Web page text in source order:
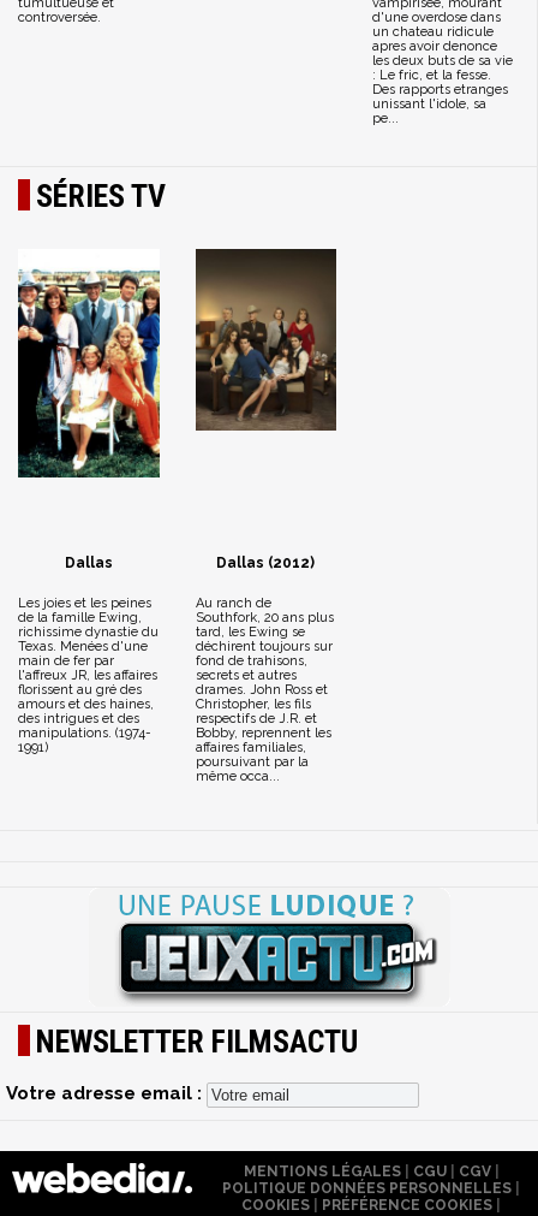
controversée.
d'une overdose dans
un chateau ridicule
apres avoir denonce
les deux buts de sa vie
: Le fric, et la fesse.
Des rapports etranges
unissant l'idole, sa
pe...
SÉRIES TV
Dallas
Les joies et les peines
de la famille Ewing,
richissime dynastie du
Texas. Menées d'une
main de fer par
l'affreux JR, les affaires
florissent au gré des
amours et des haines,
des intrigues et des
manipulations. (1974-
1991)
Dallas (2012)
Au ranch de
Southfork, 20 ans plus
tard, les Ewing se
déchirent toujours sur
fond de trahisons,
secrets et autres
drames. John Ross et
Christopher, les fils
respectifs de J.R. et
Bobby, reprennent les
affaires familiales,
poursuivant par la
même occa...
NEWSLETTER FILMSACTU
Votre adresse email :
MENTIONS LÉGALES| CGU| CGV|
POLITIQUE DONNÉES PERSONNELLES
COOKIES
PRÉFÉRENCE COOKIES